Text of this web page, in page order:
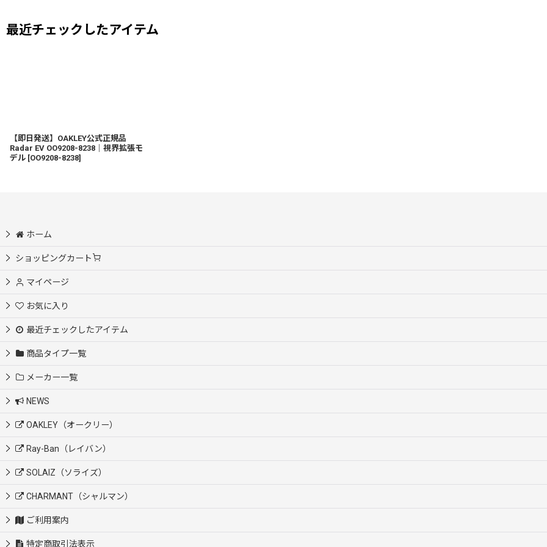
最近チェックしたアイテム
【即日発送】OAKLEY公式正規品
Radar EV OO9208-8238｜視界拡張モ
デル [OO9208-8238]
ホーム
ショッピングカート
マイページ
お気に入り
最近チェックしたアイテム
商品タイプ一覧
メーカー一覧
NEWS
OAKLEY（オークリー）
Ray-Ban（レイバン）
SOLAIZ（ソライズ）
CHARMANT（シャルマン）
ご利用案内
特定商取引法表示